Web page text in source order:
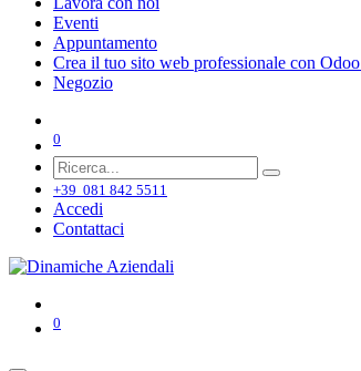
Eventi
Appuntamento
Crea il tuo sito web professionale con
Negozio
0
+39 081 842 5511
Accedi
Contattaci
0